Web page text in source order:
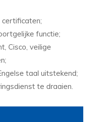
certificaten;
functie;
Cisco, veilige
taal uitstekend;
te draaien.